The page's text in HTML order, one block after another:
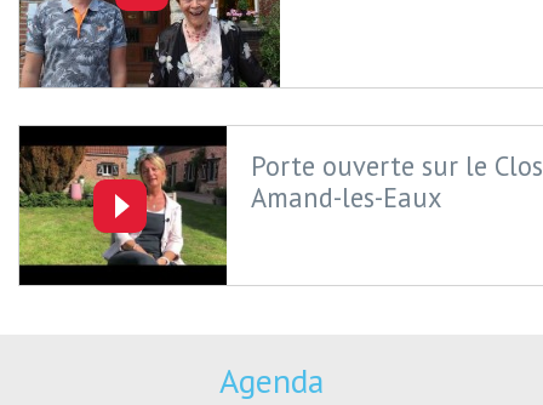
Porte ouverte sur le
Amand-les-Eaux
Agenda